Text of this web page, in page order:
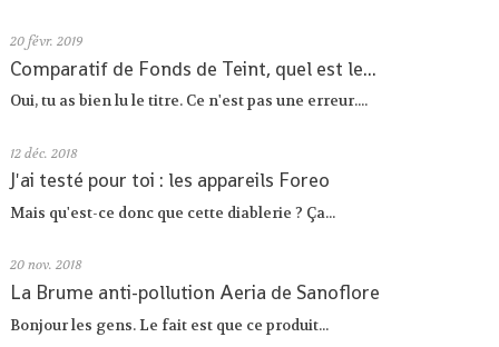
20 févr. 2019
Comparatif de Fonds de Teint, quel est le...
Oui, tu as bien lu le titre. Ce n'est pas une erreur....
12 déc. 2018
J'ai testé pour toi : les appareils Foreo
Mais qu'est-ce donc que cette diablerie ? Ça...
20 nov. 2018
La Brume anti-pollution Aeria de Sanoflore
Bonjour les gens. Le fait est que ce produit...